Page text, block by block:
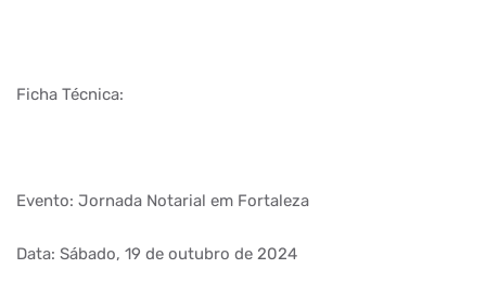
Ficha Técnica:
Evento: Jornada Notarial em Fortaleza
Data: Sábado, 19 de outubro de 2024